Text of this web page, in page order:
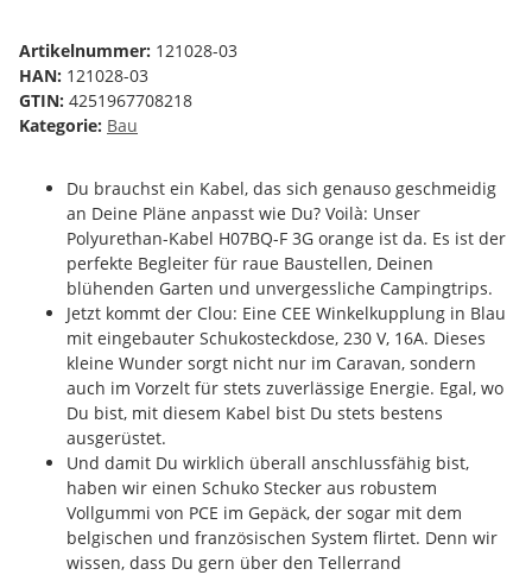
Artikelnummer: 121028-03
HAN: 121028-03
GTIN: 4251967708218
Kategorie: Bau
Du brauchst ein Kabel, das sich genauso geschmeidig
an Deine Pläne anpasst wie Du? Voilà: Unser
Polyurethan-Kabel H07BQ-F 3G orange ist da. Es ist der
perfekte Begleiter für raue Baustellen, Deinen
blühenden Garten und unvergessliche Campingtrips.
Jetzt kommt der Clou: Eine CEE Winkelkupplung in Blau
mit eingebauter Schukosteckdose, 230 V, 16A. Dieses
kleine Wunder sorgt nicht nur im Caravan, sondern
auch im Vorzelt für stets zuverlässige Energie. Egal, wo
Du bist, mit diesem Kabel bist Du stets bestens
ausgerüstet.
Und damit Du wirklich überall anschlussfähig bist,
haben wir einen Schuko Stecker aus robustem
Vollgummi von PCE im Gepäck, der sogar mit dem
belgischen und französischen System flirtet. Denn wir
wissen, dass Du gern über den Tellerrand